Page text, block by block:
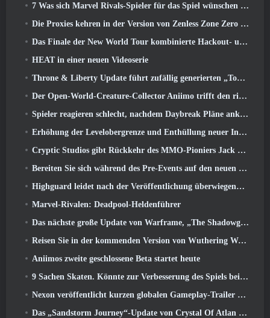
7 Was sich Marvel Rivals-Spieler für das Spiel wünschen 2026
Die Proxies kehren in der Version von Zenless Zone Zero endlich nach Hause in die Sixth Street zurück 2.6 Aktualisieren
Das Finale der New World Tour kombinierte Hackout- und Orbitallaser
HEAT in einer neuen Videoserie
Throne & Liberty Update führt zufällig generierten „Tower of Greed“ ein
Der Open-World-Creature-Collector Aniimo trifft den richtigen Ton
Spieler reagieren schlecht, nachdem Daybreak Pläne ankündigt, Roadmaps für EverQuest und EQ2 zu überspringen
Erhöhung der Levelobergrenze und Enthüllung neuer Inhalte in Phantasy Star Online 2: NGS Headline Wave Stream
Cryptic Studios gibt Rückkehr des MMO-Pioniers Jack Emmert als CEO bekannt
Bereiten Sie sich während des Pre-Events auf den neuen Speed-Server von MU Online vor
Highguard leidet nach der Veröffentlichung überwiegend unter negativen Bewertungen
Marvel-Rivalen: Deadpool-Heldenführer
Das nächste große Update von Warframe, „The Shadowgrapher“ erscheint im März
Reisen Sie in der kommenden Version von Wuthering Waves in die verschneiten Länder der Roya Frostlands 3.1
Aniimos zweite geschlossene Beta startet heute
9 Sachen Skaten. Könnte zur Verbesserung des Spiels beitragen 2026
Nexon veröffentlicht kurzen globalen Gameplay-Trailer zu MapleStory Classic World
Das „Sandstorm Journey“-Update von Crystal Of Atlan erhöht die Levelobergrenze auf 70